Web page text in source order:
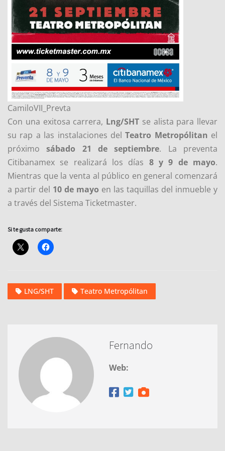
CamiloVII_Prevta
Con una exitosa carrera, Lng/SHT se alista para llevar
su rap a las instalaciones delTeatro Metropólitan el
próximosábado 21 de septiembre. La preventa
Citibanamex se realizará los días 8 y 9 de mayo.
Mientras que la venta al público en general comenzará
a partir del 10 de mayo en las taquillas del inmueble y
a través del Sistema Ticketmaster.
Si te gusta comparte:
LNG/SHT Teatro Metropólitan
Fernando
Web: